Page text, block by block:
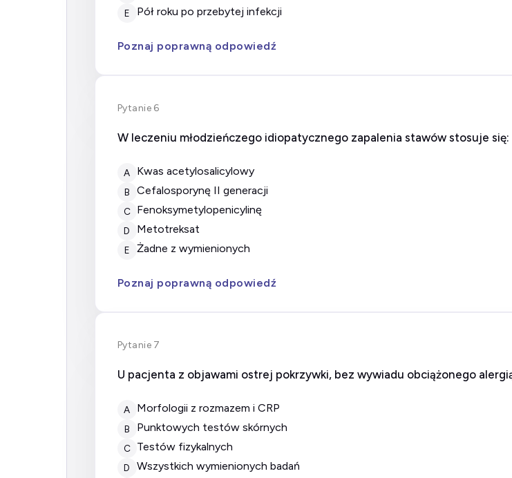
E pół roku po przebytej infekcji
Poznaj poprawną odpowiedź
Pytanie 6
W leczeniu młodzieńczego idiopatycznego zapalenia stawów stosuje się:
A kwas acetylosalicylowy
B cefalosporynę II generacji
C fenoksymetylopenicylinę
D metotreksat
E żadne z wymienionych
Poznaj poprawną odpowiedź
Pytanie 7
U pacjenta z objawami ostrej pokrzywki, bez wywiadu obciążonego
A morfologii z rozmazem i CRP
B punktowych testów skórnych
C testów fizykalnych
D wszystkich wymienionych badań